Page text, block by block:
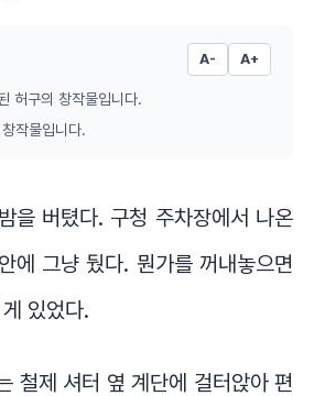
A- A+
허구의 창작물입니다.
작물입니다.
을 버텼다. 구청 주차장에서 나온
에 그냥 뒀다. 뭔가를 꺼내놓으면
있었다.
철제 셔터 옆 계단에 걸터앉아 편